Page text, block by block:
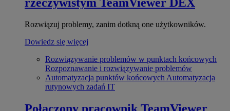
rzeczywistym TeamViewer DEX
Rozwiązuj problemy, zanim dotkną one użytkowników.
Dowiedz się więcej
Rozwiązywanie problemów w punktach końcowych
Rozpoznawanie i rozwiązywanie problemów
Automatyzacja punktów końcowych Automatyzacja
rutynowych zadań IT